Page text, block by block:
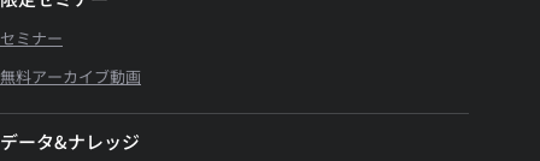
セミナー
無料アーカイブ動画
データ&ナレッジ